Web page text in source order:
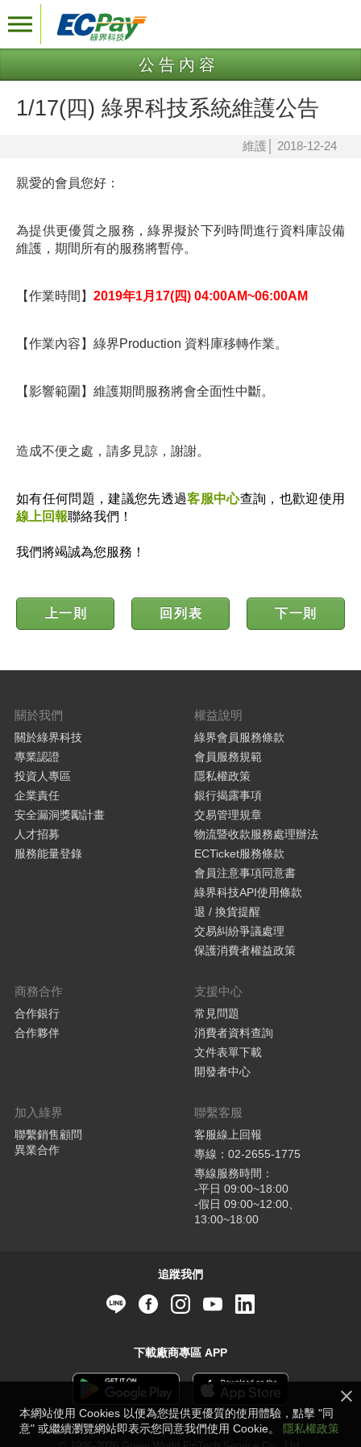
公告內容
1/17(四) 綠界科技系統維護公告
維護 2018-12-24
親愛的會員您好：
為提供更優質之服務，綠界擬於下列時間進行資料庫設備
維護，期間所有的服務將暫停。
【作業時間】 2019年1月17(四) 04:00AM~06:00AM
【作業內容】綠界Production 資料庫移轉作業。
【影響範圍】維護期間服務將會全面性中斷。
造成不便之處，請多見諒，謝謝。
如有任何問題，建議您先透過客服中心查詢，也歡迎使用
線上回報聯絡我們！
我們將竭誠為您服務！
上一則 回列表 下一則
關於我們
關於綠界科技
專業認證
投資人專區
企業責任
安全漏洞獎勵計畫
人才招募
服務能量登錄
權益說明
綠界會員服務條款
會員服務規範
隱私權政策
銀行揭露事項
交易管理規章
物流暨收款服務處理辦法
ECTicket服務條款
會員注意事項同意書
綠界科技API使用條款
退 / 換貨提醒
交易糾紛爭議處理
保護消費者權益政策
商務合作
合作銀行
合作夥伴
支援中心
常見問題
消費者資料查詢
文件表單下載
開發者中心
加入綠界
聯繫銷售顧問
異業合作
聯繫客服
客服線上回報
專線：02-2655-1775
專線服務時間：
-平日 09:00~18:00
-假日 09:00~12:00、
13:00~18:00
追蹤我們
下載廠商專區 APP
本網站使用 Cookies 以便為您提供更優質的使用體驗，點擊 "同
意" 或繼續瀏覽網站即表示您同意我們使用 Cookie。
隱私權政策